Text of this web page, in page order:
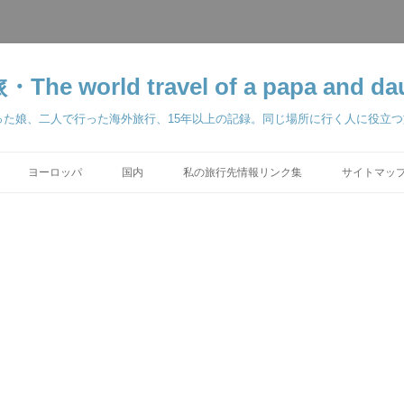
・The world travel of a papa and
娘、二人で行った海外旅行、15年以上の記録。同じ場所に行く人に役立
ヨーロッパ 国内 私の旅行先情報リンク集 サイトマッ